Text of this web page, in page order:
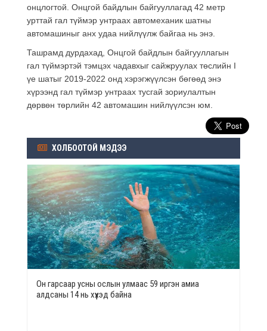
онцлогтой. Онцгой байдлын байгууллагад 42 метр
урттай гал түймэр унтраах автомеханик шатны
автомашиныг анх удаа нийлүүлж байгаа нь энэ.
Ташрамд дурдахад, Онцгой байдлын байгууллагын
гал түймэртэй тэмцэх чадавхыг сайжруулах төслийн I
үе шатыг 2019-2022 онд хэрэгжүүлсэн бөгөөд энэ
хүрээнд гал түймэр унтраах тусгай зориулалтын
дөрвөн төрлийн 42 автомашин нийлүүлсэн юм.
ХОЛБООТОЙ МЭДЭЭ
Он гарсаар усны ослын улмаас 59 иргэн амиа
алдсаны 14 нь хүүхэд байна